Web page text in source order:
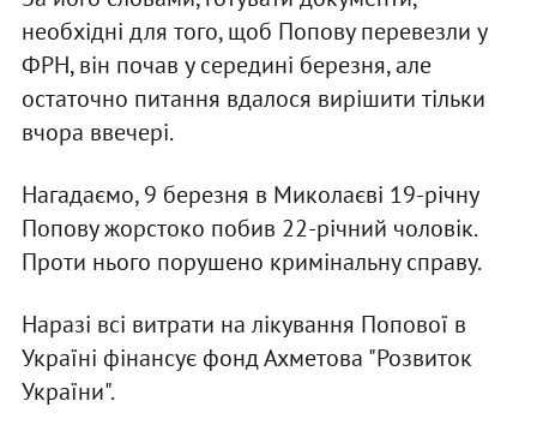
необхідні для того, щоб Попову перевезли у
ФРН, він почав у середині березня, але
остаточно питання вдалося вирішити тільки
вчора ввечері.
Нагадаємо, 9 березня в Миколаєві 19-річну
Попову жорстоко побив 22-річний чоловік.
Проти нього порушено кримінальну справу.
Наразі всі витрати на лікування Попової в
Україні фінансує фонд Ахметова "Розвиток
України".